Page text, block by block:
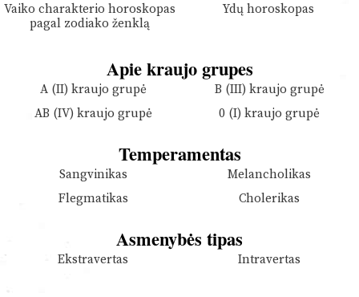
Vaiko charakterio horoskopas
pagal zodiako ženklą
Ydų horoskopas
Apie kraujo grupes
A (II) kraujo grupė
B (III) kraujo grupė
AB (IV) kraujo grupė
0 (I) kraujo grupė
Temperamentas
Sangvinikas
Melancholikas
Flegmatikas
Cholerikas
Asmenybės tipas
Ekstravertas Intravertas